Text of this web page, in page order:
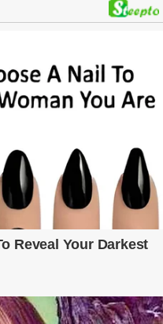
đàn ông phản bội ấy
cái lạnh len lỏi qua từng
chưa bao giờ nghĩ mình sẽ
đặc biệt là sợ… chính chồng
hay về muộn, thậm chí có
tối vắng lặng, Trí ném